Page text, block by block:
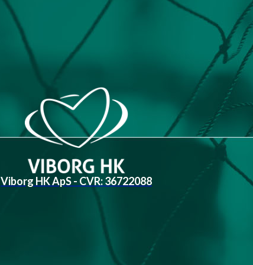
Viborg HK ApS - CVR: 36722088